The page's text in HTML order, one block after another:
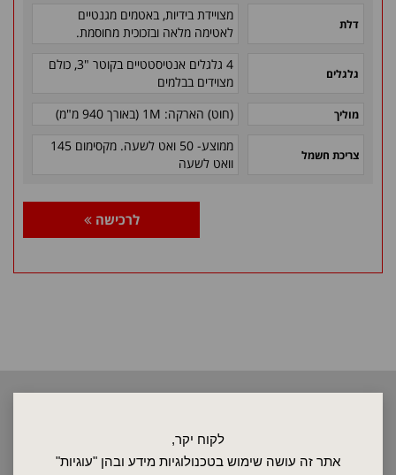
לקוח יקר,
אתר זה עושה שימוש בטכנולוגיות מידע ובהן "עוגיות"
דלת
מצויידת בידיות, באטמים מגנטיים
לאטימה מלאה ובזכוכית מחוסמת.
גלגלים
4 גלגלים אנטיסטטיים בקוטר "3, כולם
מצוידים בבלמים
מוליך (חוט) הארקה: 1M (באורך 940 מ"מ)
צריכת חשמל
ממוצע- 50 ואט לשעה. מקסימום 145
וואט לשעה
לרכישה